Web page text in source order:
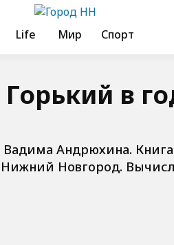
Life Мир Спорт
в
Андрюхина. Книга
Нижний Новгород.